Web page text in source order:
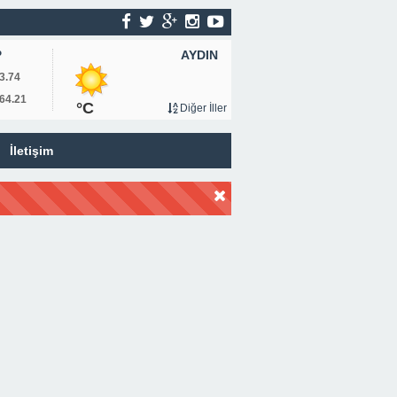
AYDIN
°C Diğer İller
İletişim